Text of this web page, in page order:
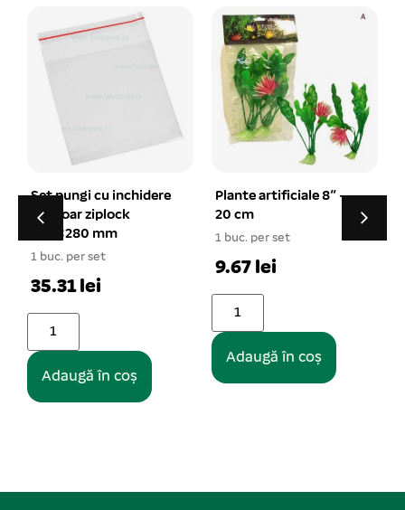
Plante artificiale 8″ –
20 cm
1 buc. per set
9.67 lei
Piatra aer disc 12×1,5
cm
1 buc. per set
26.54 lei